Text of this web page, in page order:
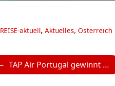
Kategorien
REISE-aktuell, Aktuelles, Österreich
TAP Air Portugal gewinnt erneut zwei wichtige World Travel Awards